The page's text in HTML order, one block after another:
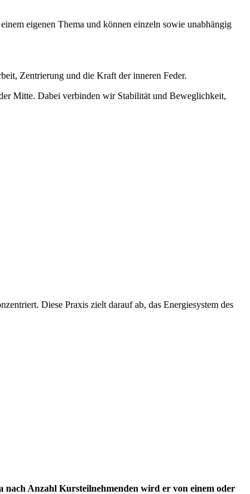
eigenen Thema und können einzeln sowie unabhängig
Zentrierung und die Kraft der inneren Feder.
Mitte. Dabei verbinden wir Stabilität und Beweglichkeit,
Diese Praxis zielt darauf ab, das Energiesystem des
nach Anzahl Kursteilnehmenden wird er von einem oder